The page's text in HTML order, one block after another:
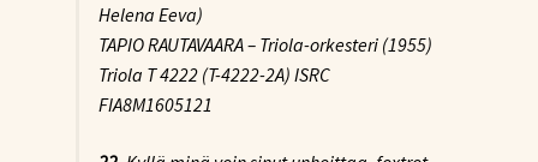
Helena Eeva)
TAPIO RAUTAVAARA – Triola-orkesteri (1955)
Triola T 4222 (T-4222-2A) ISRC
FIA8M1605121